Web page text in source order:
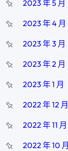
2023 年 5 月
2023 年 4 月
2023 年 3 月
2023 年 2 月
2023 年 1 月
2022 年 12 月
2022 年 11 月
2022 年 10 月